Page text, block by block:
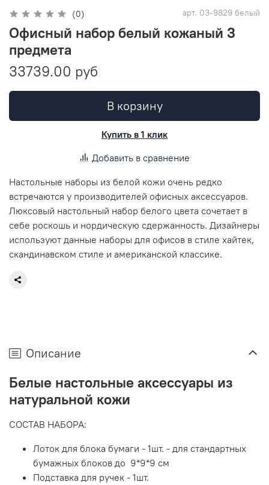
(0) арт. 03-9829 белый
Офисный набор белый кожаный 3
предмета
33739.00 руб
В корзину
Купить в 1 клик
Добавить в сравнение
Настольные наборы из белой кожи очень редко
встречаются у производителей офисных аксессуаров.
Люксовый настольный набор белого цвета сочетает в
себе роскошь и нордическую сдержанность. Дизайнеры
используют данные наборы для офисов в стиле хайтек,
скандинавском стиле и американской классике.
Описание
Белые настольные аксессуары из
натуральной кожи
СОСТАВ НАБОРА:
Лоток для блока бумаги - 1шт. - для стандартных
бумажных блоков до 9*9*9 см
Подставка для ручек - 1шт.